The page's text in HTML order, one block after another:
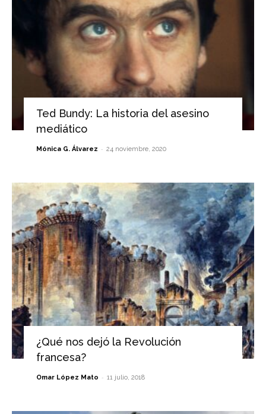
Ted Bundy: La historia del asesino
mediático
Mónica G. Álvarez - 24 noviembre, 2020
¿Qué nos dejó la Revolución
francesa?
Omar López Mato - 11 julio, 2018